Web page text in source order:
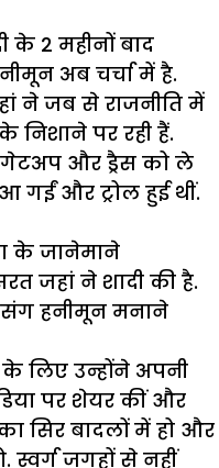
के 2 महीनों बाद
अब चर्चा में है.
ने जब से राजनीति में
पर रही हैं.
गेटअप और ड्रैस को ले
गईं और ट्रोल हुई थीं.
के जानेमाने
जहां ने शादी की है.
संग हनीमून मनाने
लिए उन्होंने अपनी
पर शेयर कीं और
सिर बादलों में हो और
जगहों से नहीं